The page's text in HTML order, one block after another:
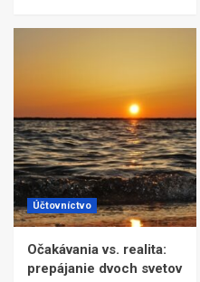
Účtovníctvo
Očakávania vs. realita:
prepájanie dvoch svetov